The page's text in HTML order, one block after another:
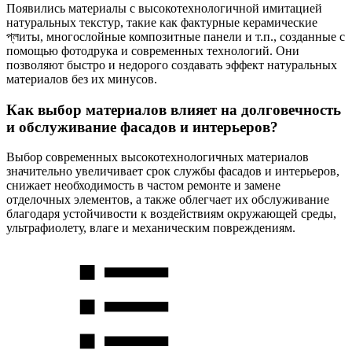
Появились материалы с высокотехнологичной имитацией
натуральных текстур, такие как фактурные керамические
প্লиты, многослойные композитные панели и т.п., созданные с
помощью фотодрука и современных технологий. Они
позволяют быстро и недорого создавать эффект натуральных
материалов без их минусов.
Как выбор материалов влияет на долговечность
и обслуживание фасадов и интерьеров?
Выбор современных высокотехнологичных материалов
значительно увеличивает срок службы фасадов и интерьеров,
снижает необходимость в частом ремонте и замене
отделочных элементов, а также облегчает их обслуживание
благодаря устойчивости к воздействиям окружающей среды,
ультрафиолету, влаге и механическим повреждениям.